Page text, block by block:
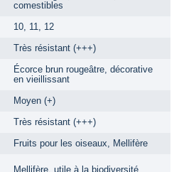
comestibles
10, 11, 12
Très résistant (+++)
Écorce brun rougeâtre, décorative
en vieillissant
Moyen (+)
Très résistant (+++)
Fruits pour les oiseaux, Mellifère
Mellifère, utile à la biodiversité